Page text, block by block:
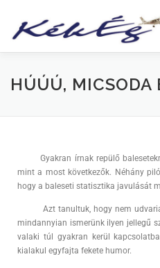
RÓLUNK KLUBTAGOKNAK
LINKEK
HÚÚÚ, MICSODA
Gyakran írnak repülő
mint a most következők. Néhány
hogy a baleseti statisztika javulását
Azt tanultuk, hogy nem
mindannyian ismerünk ilyen jellegű
valaki túl gyakran kerül
kialakul egyfajta fekete humor.